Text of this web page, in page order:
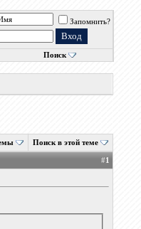
Запомнить?
Поиск
Поиск в этой теме
#1